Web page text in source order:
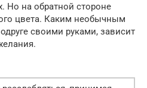
Но на обратной стороне
цвета. Каким необычным
своими руками, зависит